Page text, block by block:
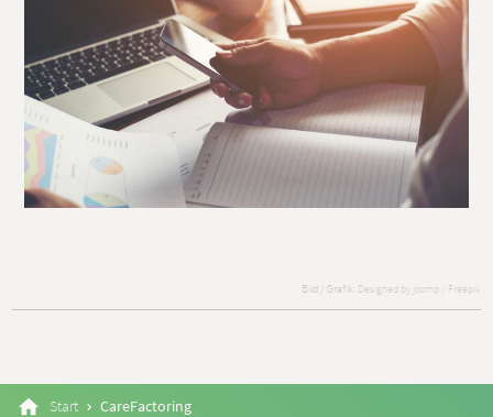
Bild / Grafik: Designed by jcomp / Freepik
Start CareFactoring